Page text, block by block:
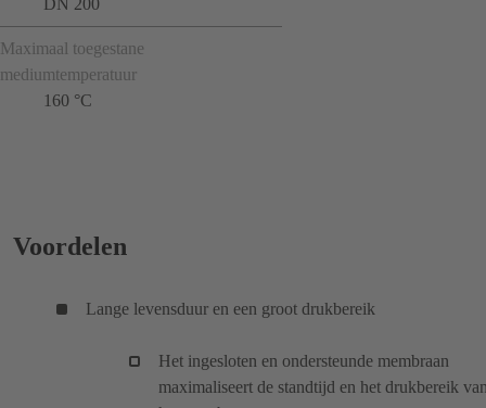
DN 200
Maximaal toegestane
mediumtemperatuur
160 °C
Voordelen
Lange levensduur en een groot drukbereik
Het ingesloten en ondersteunde membraan
maximaliseert de standtijd en het drukbereik